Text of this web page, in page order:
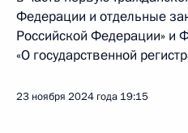
Федерации и отдельные
Российской Федерации» и
«О государственной
23 ноября 2024 года 19:15